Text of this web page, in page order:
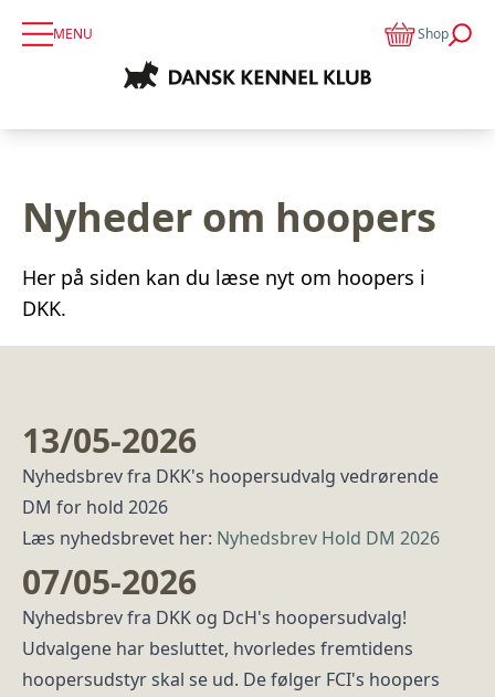
MENU Shop
Nyheder om hoopers
Her på siden kan du læse nyt om hoopers i
DKK.
13/05-2026
Nyhedsbrev fra DKK's hoopersudvalg vedrørende
DM for hold 2026
Læs nyhedsbrevet her: Nyhedsbrev Hold DM 2026
07/05-2026
Nyhedsbrev fra DKK og DcH's hoopersudvalg!
Udvalgene har besluttet, hvorledes fremtidens
hoopersudstyr skal se ud. De følger FCI's hoopers